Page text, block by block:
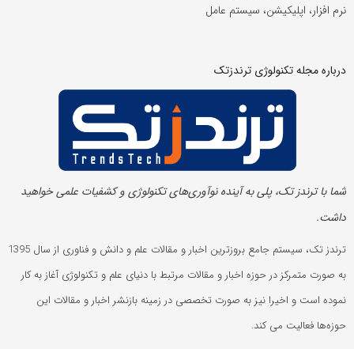
نرم افزار، اپلیکیشن، سیستم عامل
درباره مجله تکنولوژی ترندزتک
شما با ترندز تک، پلی به آینده‌ نوآوری‌های تکنولوژی و کشفیات علمی خواهید
داشت.
ترندز تک، سیستم جامع بروزترین اخبار و مقالات علم و دانش و فناوری از سال 1395
به صورت متمرکز در حوزه اخبار و مقالات مرتبط با دنیای علم و تکنولوژی آغاز به کار
نموده است و اخیرا نیز به صورت تخصصی در زمینه بازنشر اخبار و مقالات این
حوزه‌ها فعالیت می کند.